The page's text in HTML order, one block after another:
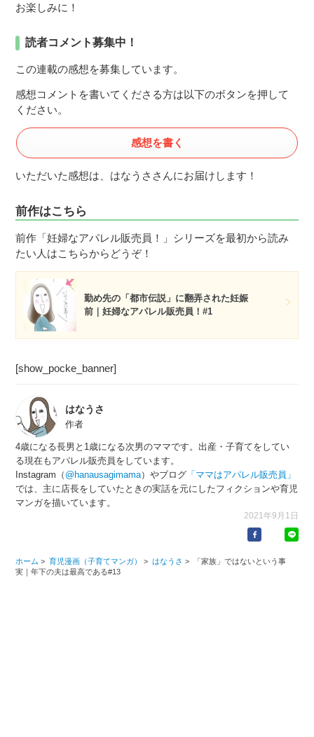
お楽しみに！
読者コメント募集中！
この連載の感想を募集しています。
感想コメントを書いてくださる方は以下のボタンを押して
ください。
感想を書く
いただいた感想は、はなうささんにお届けします！
前作はこちら
前作「妊婦なアパレル販売員！」シリーズを最初から読み
たい人はこちらからどうぞ！
勤め先の「都市伝説」に翻弄された妊娠
前｜妊婦なアパレル販売員！#1
[show_pocke_banner]
はなうさ
作者
4歳になる長男と1歳になる次男のママです。出産・子育てをしてい
る現在もアパレル販売員をしています。
Instagram（ @hanausagimama）やブログ 「ママはアパレル販売員」
では、主に店長をしていたときの実話を元にしたフィクションや育児
マンガを描いています。
2021年9月1日
ホーム > 育児漫画（子育てマンガ） > はなうさ >
「家族」ではないという事
実｜年下の夫は最高である#13